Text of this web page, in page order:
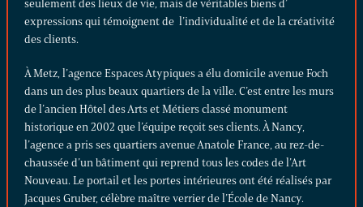
seulement des lieux de vie, mais de véritables biens d’
expressions qui témoignent de l’individualité et de la créativité
des clients.
ÀMetz, l’agence Espaces Atypiques a élu domicile avenue Foch
dans un des plus beaux quartiers de la ville. C’est entre les murs
de l’ancien Hôtel des Arts et Métiers classé monument
historique en 2002 que l’équipe reçoit ses clients. ÀNancy,
l’agence a pris ses quartiers avenue Anatole France, au rez-de-
chaussée d’un bâtiment qui reprend tous les codes de l’Art
Nouveau. Le portail et les portes intérieures ont été réalisés par
Jacques Gruber, célèbre maître verrier de l’École de Nancy.